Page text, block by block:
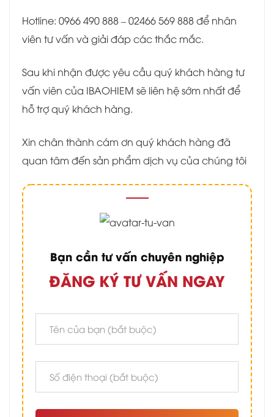
Hotline: 0966 490 888 – 02466 569 888 để nhân
viên tư vấn và giải đáp các thắc mắc.
Sau khi nhận được yêu cầu quý khách hàng tư
vấn viên của IBAOHIEM sẽ liên hệ sớm nhất để
hỗ trợ quý khách hàng.
Xin chân thành cám ơn quý khách hàng đã
quan tâm đến sản phẩm dịch vụ của chúng tôi
Bạn cần tư vấn chuyên nghiệp
ĐĂNG KÝ TƯ VẤN NGAY